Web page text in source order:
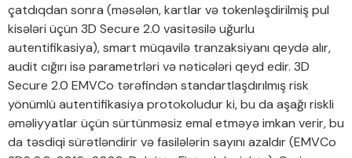
çatdıqdan sonra (məsələn, kartlar və tokenləşdirilmiş pul
kisələri üçün 3D Secure 2.0 vasitəsilə uğurlu
autentifikasiya), smart müqavilə tranzaksiyanı qeydə alır,
audit cığırı isə parametrləri və nəticələri qeyd edir. 3D
Secure 2.0 EMVCo tərəfindən standartlaşdırılmış risk
yönümlü autentifikasiya protokoludur ki, bu da aşağı riskli
əməliyyatlar üçün sürtünməsiz emal etməyə imkan verir, bu
da təsdiqi sürətləndirir və fasilələrin sayını azaldır (EMVCo